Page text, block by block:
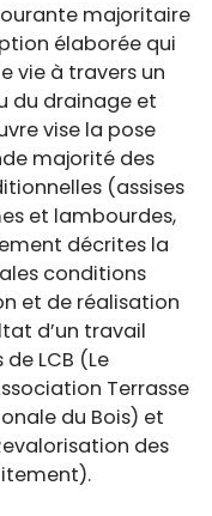
majoritaire
élaborée qui
vie à travers un
du drainage et
vise la pose
majorité des
(assises
et lambourdes,
décrites la
conditions
et de réalisation
d’un travail
LCB (Le
Terrasse
du Bois) et
des